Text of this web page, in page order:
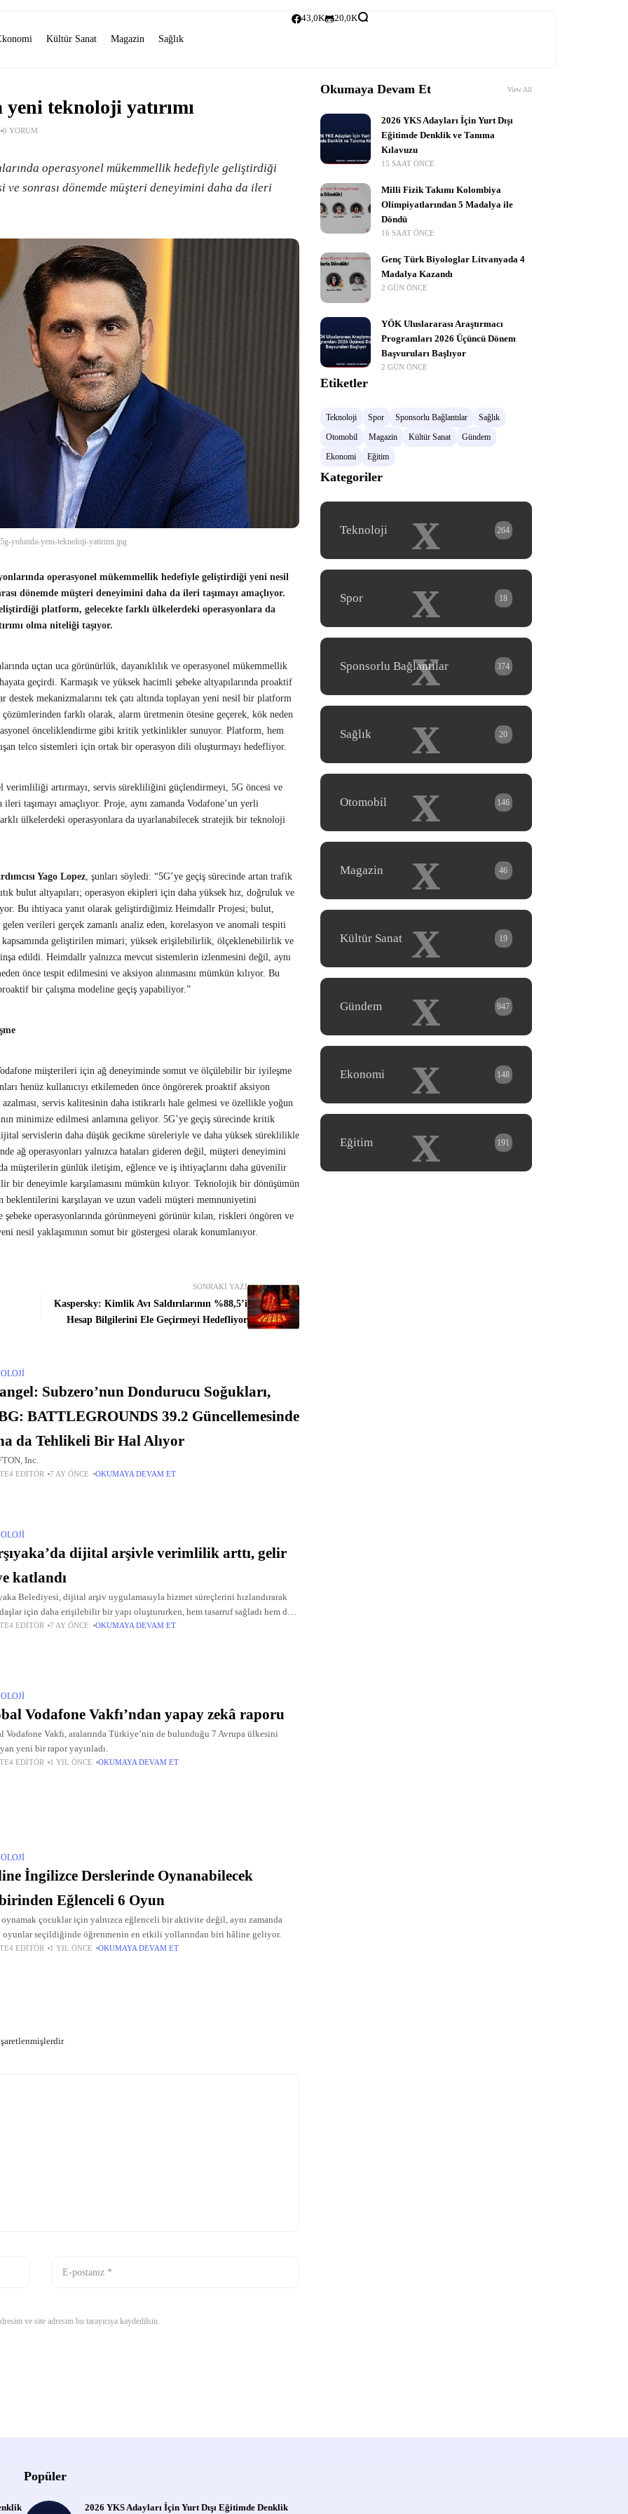
Kültür Sanat Magazin Sağlık
43,0K 20,0K
teknoloji yatırımı
0 YORUM
operasyonel mükemmellik hedefiyle geliştirdiği
sonrası dönemde müşteri deneyimini daha da ileri
yolunda-yeni-teknoloji-yatirimi.jpg
operasyonel mükemmellik hedefiyle geliştirdiği yeni nesil
dönemde müşteri deneyimini daha da ileri taşımayı amaçlıyor.
platform, gelecekte farklı ülkelerdeki operasyonlara da
olma niteliği taşıyor.
uçtan uca görünürlük, dayanıklılık ve operasyonel mükemmellik
hayata geçirdi. Karmaşık ve yüksek hacimli şebeke altyapılarında proaktif
destek mekanizmalarını tek çatı altında toplayan yeni nesil bir platform
farklı olarak, alarm üretmenin ötesine geçerek, kök neden
önceliklendirme gibi kritik yetkinlikler sunuyor. Platform, hem
telco sistemleri için ortak bir operasyon dili oluşturmayı hedefliyor.
verimliliği artırmayı, servis sürekliliğini güçlendirmeyi, 5G öncesi ve
taşımayı amaçlıyor. Proje, aynı zamanda Vodafone’un yerli
ülkelerdeki operasyonlara da uyarlanabilecek stratejik bir teknoloji
Yago Lopez, şunları söyledi: “5G’ye geçiş sürecinde artan trafik
bulut altyapıları; operasyon ekipleri için daha yüksek hız, doğruluk ve
Bu ihtiyaca yanıt olarak geliştirdiğimiz Heimdallr Projesi; bulut,
verileri gerçek zamanlı analiz eden, korelasyon ve anomali tespiti
kapsamında geliştirilen mimari; yüksek erişilebilirlik, ölçeklenebilirlik ve
edildi. Heimdallr yalnızca mevcut sistemlerin izlenmesini değil, aynı
önce tespit edilmesini ve aksiyon alınmasını mümkün kılıyor. Bu
bir çalışma modeline geçiş yapabiliyor.”
müşterileri için ağ deneyiminde somut ve ölçülebilir bir iyileşme
henüz kullanıcıyı etkilemeden önce öngörerek proaktif aksiyon
azalması, servis kalitesinin daha istikrarlı hale gelmesi ve özellikle yoğun
minimize edilmesi anlamına geliyor. 5G’ye geçiş sürecinde kritik
servislerin daha düşük gecikme süreleriyle ve daha yüksek süreklilikle
ağ operasyonları yalnızca hataları gideren değil, müşteri deneyimini
müşterilerin günlük iletişim, eğlence ve iş ihtiyaçlarını daha güvenilir
bir deneyimle karşılamasını mümkün kılıyor. Teknolojik bir dönüşümün
beklentilerini karşılayan ve uzun vadeli müşteri memnuniyetini
operasyonlarında görünmeyeni görünür kılan, riskleri öngören ve
nesil yaklaşımının somut bir göstergesi olarak konumlanıyor.
SONRAKI YAZI
Kaspersky: Kimlik Avı Saldırılarının %88,5’i
Hesap Bilgilerini Ele Geçirmeyi Hedefliyor
Subzero’nun Dondurucu Soğukları,
BATTLEGROUNDS 39.2 Güncellemesinde
da Tehlikeli Bir Hal Alıyor
Inc.
EDITÖR 7 AY ÖNCE OKUMAYA DEVAM ET
dijital arşivle verimlilik arttı, gelir
katlandı
Belediyesi, dijital arşiv uygulamasıyla hizmet süreçlerini hızlandırarak
için daha erişilebilir bir yapı oluştururken, hem tasarruf sağladı hem de
EDITÖR 7 AY ÖNCE OKUMAYA DEVAM ET
Vodafone Vakfı’ndan yapay zekâ raporu
Vodafone Vakfı, aralarında Türkiye’nin de bulunduğu 7 Avrupa ülkesini
yeni bir rapor yayınladı.
EDITÖR 1 YIL ÖNCE OKUMAYA DEVAM ET
İngilizce Derslerinde Oynanabilecek
Eğlenceli 6 Oyun
çocuklar için yalnızca eğlenceli bir aktivite değil, aynı zamanda
oyunlar seçildiğinde öğrenmenin en etkili yollarından biri hâline geliyor.
EDITÖR 1 YIL ÖNCE OKUMAYA DEVAM ET
ve site adresim bu tarayıcıya kaydedilsin.
Okumaya Devam Et View All
2026 YKS Adayları İçin Yurt Dışı
Eğitimde Denklik ve Tanıma
Kılavuzu
15 SAAT ÖNCE
Milli Fizik Takımı Kolombiya
Olimpiyatlarından 5 Madalya ile
Döndü
16 SAAT ÖNCE
Genç Türk Biyologlar Litvanyada 4
Madalya Kazandı
2 GÜN ÖNCE
YÖK Uluslararası Araştırmacı
Programları 2026 Üçüncü Dönem
Başvuruları Başlıyor
2 GÜN ÖNCE
Etiketler
Teknoloji Spor Sponsorlu Bağlantılar
Sağlık
Otomobil
Magazin Kültür Sanat
Gündem
Ekonomi
Eğitim
Kategoriler
x
Teknoloji 264
x
Spor 18
x
Sponsorlu Bağlantılar 374
x
Sağlık 20
x
Otomobil 146
x
Magazin 46
x
Kültür Sanat 19
x
Gündem 947
x
Ekonomi 148
x
Eğitim 191
Popüler
2026 YKS Adayları İçin Yurt Dışı Eğitimde Denklik